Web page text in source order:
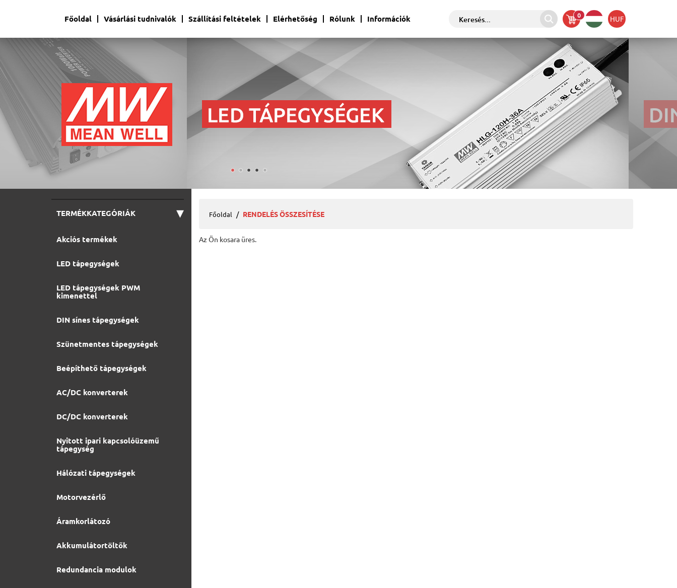
Főoldal Vásárlási tudnivalók Szállítási feltételek Elérhetőség Rólunk Információk HUF
0
TERMÉKKATEGÓRIÁK ▾
Akciós termékek
LED tápegységek
LED tápegységek PWM
kimenettel
DIN sínes tápegységek
Szünetmentes tápegységek
Beépíthető tápegységek
AC/DC konverterek
DC/DC konverterek
Nyitott ipari kapcsolóüzemű
tápegység
Hálózati tápegységek
Motorvezérlő
Áramkorlátozó
Akkumulátortöltők
Redundancia modulok
Főoldal RENDELÉS ÖSSZESÍTÉSE
Az Ön kosara üres.